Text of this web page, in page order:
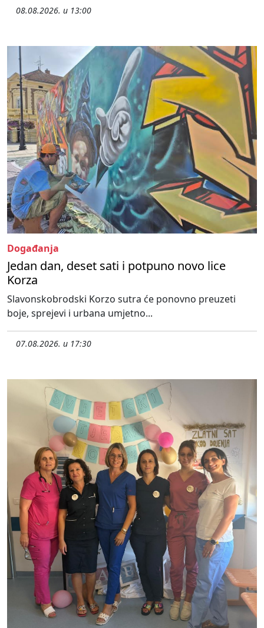
08.08.2026. u 13:00
Događanja
Jedan dan, deset sati i potpuno novo lice
Korza
Slavonskobrodski Korzo sutra će ponovno preuzeti
boje, sprejevi i urbana umjetno...
07.08.2026. u 17:30